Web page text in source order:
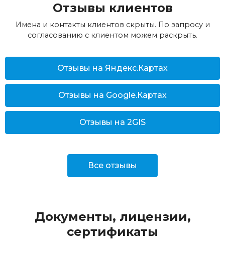
Отзывы клиентов
Имена и контакты клиентов скрыты. По запросу и
согласованию с клиентом можем раскрыть.
Отзывы на Яндекс.Картах
Отзывы на Google.Картах
Отзывы на 2GIS
Все отзывы
Документы, лицензии,
сертификаты